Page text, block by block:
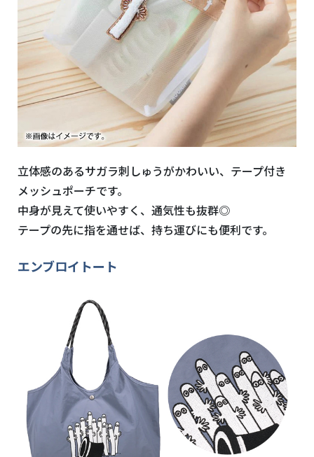
立体感のあるサガラ刺しゅうがかわいい、テープ付き
メッシュポーチです。
中身が見えて使いやすく、通気性も抜群◎
テープの先に指を通せば、持ち運びにも便利です。
エンブロイトート